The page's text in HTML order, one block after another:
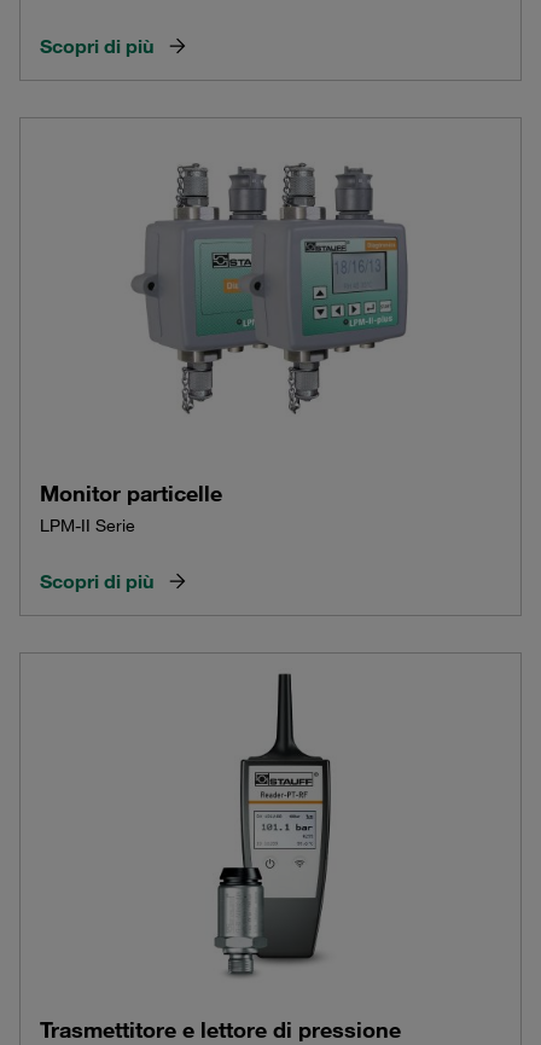
Scopri di più
Monitor particelle
LPM-II Serie
Scopri di più
Trasmettitore e lettore di pressione